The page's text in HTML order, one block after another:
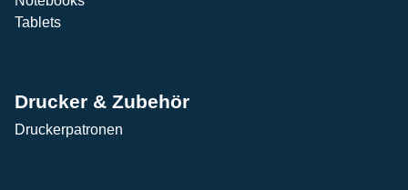
Tablets
Drucker & Zubehör
Druckerpatronen